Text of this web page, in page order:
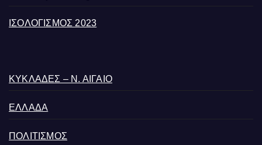
ΙΣΟΛΟΓΙΣΜΟΣ 2023
ΚΥΚΛΑΔΕΣ – Ν. ΑΙΓΑΙΟ
ΕΛΛΑΔΑ
ΠΟΛΙΤΙΣΜΟΣ